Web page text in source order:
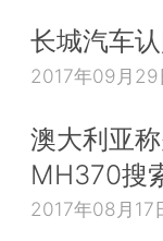
长城汽车
2017年09月29
澳大利亚
MH370搜
2017年08月17